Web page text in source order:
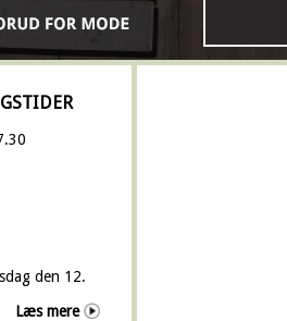
den 12.
Læs mere